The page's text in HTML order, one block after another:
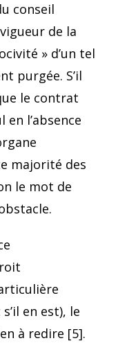
conseil
de la
» d’un tel
purgée. S’il
le contrat
l’absence
majorité des
le mot de
en est), le
à redire [5].